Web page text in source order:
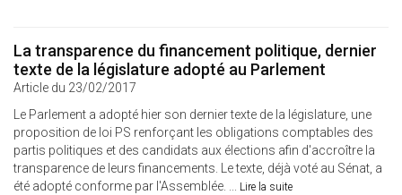
La transparence du financement politique, dernier
texte de la législature adopté au Parlement
Article du 23/02/2017
Le Parlement a adopté hier son dernier texte de la législature, une
proposition de loi PS renforçant les obligations comptables des
partis politiques et des candidats aux élections afin d'accroître la
transparence de leurs financements. Le texte, déjà voté au Sénat, a
été adopté conforme par l'Assemblée. ... Lire la suite